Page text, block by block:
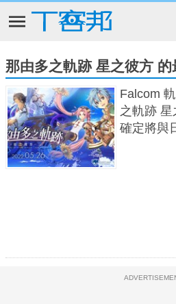
那由多之軌跡 星之彼方
Falcom
之軌跡 星
確定將與